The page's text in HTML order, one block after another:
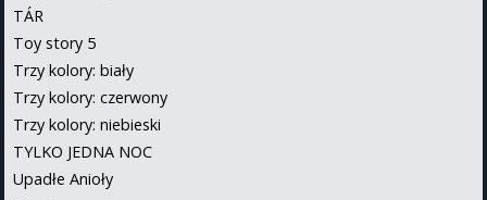
TÁR
Toy story 5
Trzy kolory: biały
Trzy kolory: czerwony
Trzy kolory: niebieski
TYLKO JEDNA NOC
Upadłe Anioły